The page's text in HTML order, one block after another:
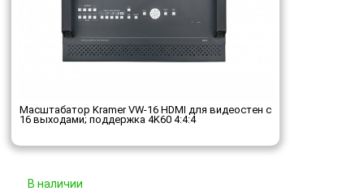
Масштабатор Kramer VW-16 HDMI для видеостен с
16 выходами; поддержка 4K60 4:4:4
В наличии